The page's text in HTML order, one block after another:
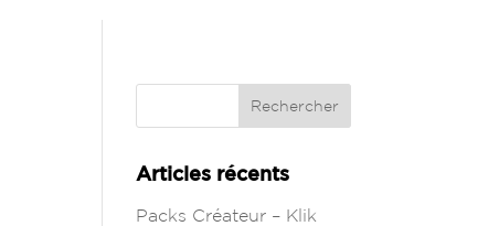
Articles récents
Packs Créateur – Klik